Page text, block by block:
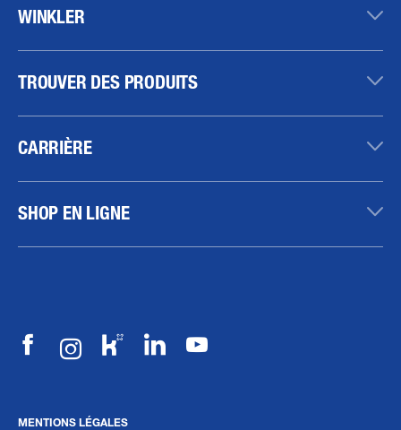
WINKLER
TROUVER DES PRODUITS
CARRIÈRE
SHOP EN LIGNE
MENTIONS LÉGALES